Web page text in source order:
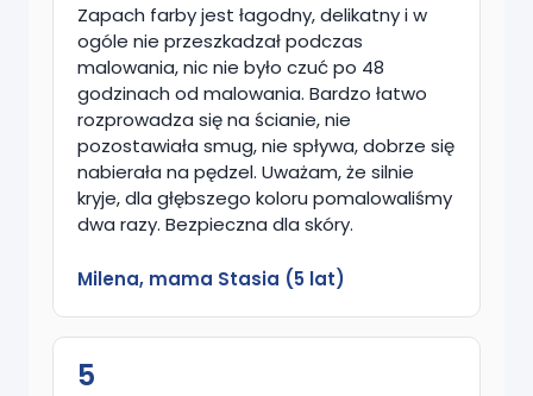
Zapach farby jest łagodny, delikatny i w
ogóle nie przeszkadzał podczas
malowania, nic nie było czuć po 48
godzinach od malowania. Bardzo łatwo
rozprowadza się na ścianie, nie
pozostawiała smug, nie spływa, dobrze się
nabierała na pędzel. Uważam, że silnie
kryje, dla głębszego koloru pomalowaliśmy
dwa razy. Bezpieczna dla skóry.
Milena, mama Stasia (5 lat)
5